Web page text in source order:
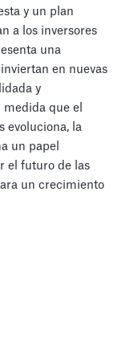
y un plan
a los inversores
una
en nuevas
y
que el
evoluciona, la
un papel
el futuro de las
un crecimiento